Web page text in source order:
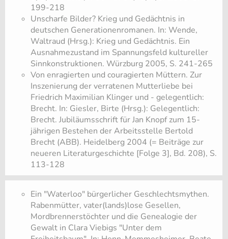
199-218
​Unscharfe Bilder? Krieg und Gedächtnis in
deutschen Generationenromanen. In: Wende,
Waltraud (Hrsg.): Krieg und Gedächtnis. Ein
Ausnahmezustand im Spannungsfeld kultureller
Sinnkonstruktionen. Würzburg 2005, S. 241-265
​Von enragierten und couragierten Müttern. Zur
Inszenierung der verratenen Mutterliebe bei
Friedrich Maximilian Klinger und - gelegentlich:
Brecht. In: Giesler, Birte (Hrsg.): Gelegentlich:
Brecht. Jubiläumsschrift für Jan Knopf zum 15-
jährigen Bestehen der Arbeitsstelle Bertold
Brecht (ABB). Heidelberg 2004 (= Beiträge zur
neueren Literaturgeschichte [Folge 3], Bd. 208), S.
113-128
​Ein "Waterloo" bürgerlicher Geschlechtsmythen.
Rabenmütter, vater(lands)lose Gesellen,
Mordbrennerstöchter und die Genealogie der
Gewalt in Clara Viebigs "Unter dem